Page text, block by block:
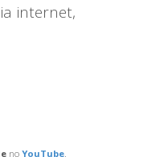
internet,
no YouTube.